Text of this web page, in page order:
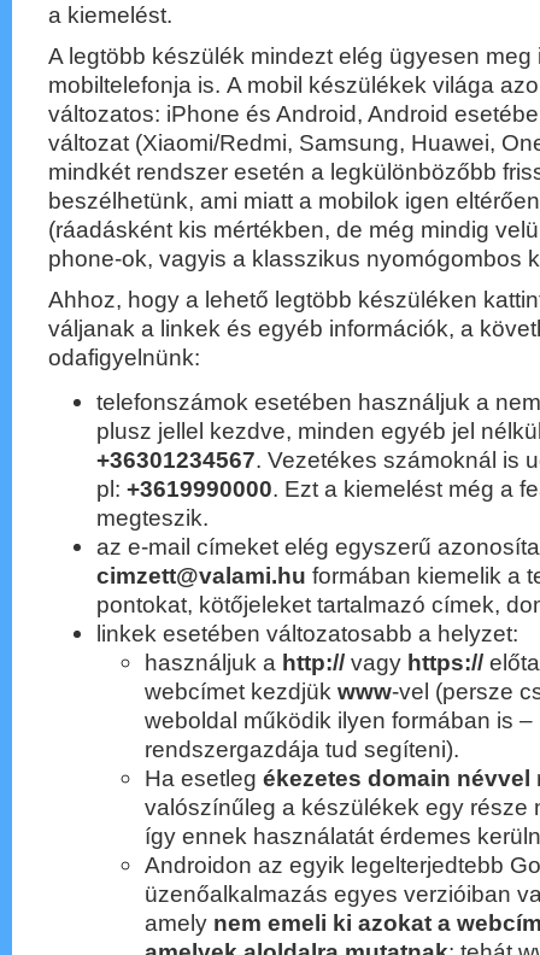
a kiemelést.
A legtöbb készülék mindezt elég ügyesen meg
mobiltelefonja is. A mobil készülékek világa
változatos: iPhone és Android, Android
változat (Xiaomi/Redmi, Samsung, Huawei,
mindkét rendszer esetén a legkülönbözőbb
beszélhetünk, ami miatt a mobilok igen
(ráadásként kis mértékben, de még mindig
phone-ok, vagyis a klasszikus nyomógombos
Ahhoz, hogy a lehető legtöbb készüléken
váljanak a linkek és egyéb információk, a
odafigyelnünk:
telefonszámok esetében használjuk a
plusz jellel kezdve, minden egyéb jel
+36301234567. Vezetékes számoknál is
pl: +3619990000. Ezt a kiemelést még a
megteszik.
az e-mail címeket elég egyszerű
cimzett@valami.hu formában kiemelik a
pontokat, kötőjeleket tartalmazó címek,
linkek esetében változatosabb a helyzet:
használjuk a http:// vagy https://
webcímet kezdjük www-vel (persze
weboldal működik ilyen formában is
rendszergazdája tud segíteni).
Ha esetleg ékezetes domain névvel
valószínűleg a készülékek egy része
így ennek használatát érdemes
Androidon az egyik legelterjedtebb
üzenőalkalmazás egyes verzióiban
amely nem emeli ki azokat a